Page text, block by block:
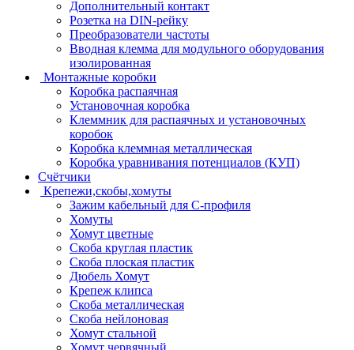
Дополнительный контакт
Розетка на DIN-рейку
Преобразователи частоты
Вводная клемма для модульного оборудования
изолированная
Монтажные коробки
Коробка распаячная
Установочная коробка
Клеммник для распаячных и установочных
коробок
Коробка клеммная металлическая
Коробка уравнивания потенциалов (КУП)
Счётчики
Крепежи,скобы,хомуты
Зажим кабельный для С-профиля
Хомуты
Хомут цветные
Скоба круглая пластик
Скоба плоская пластик
Дюбель Хомут
Крепеж клипса
Скоба металлическая
Скоба нейлоновая
Хомут стальной
Хомут червячный